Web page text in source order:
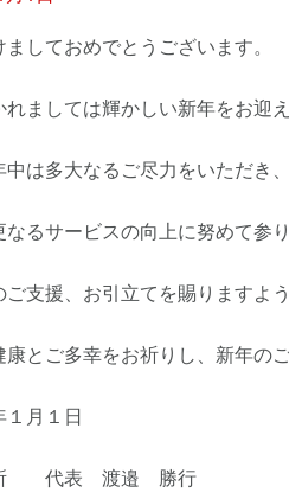
しておめでとうございます。
ましては輝かしい新年をお迎
中は多大なるご尽力をいただき
るサービスの向上に努めて参り
ご支援、お引立てを賜りますよ
とご多幸をお祈りし、新年の
１月１日
所 代表 渡邉 勝行